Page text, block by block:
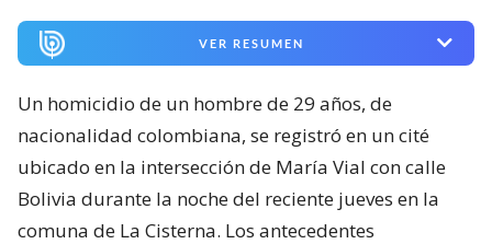
VER RESUMEN
Un homicidio de un hombre de 29 años, de
nacionalidad colombiana, se registró en un cité
ubicado en la intersección de María Vial con calle
Bolivia durante la noche del reciente jueves en la
comuna de La Cisterna. Los antecedentes